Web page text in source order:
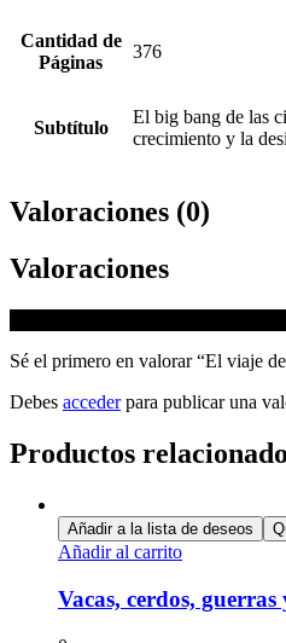
Cantidad de
Páginas
376
Subtítulo
El big bang de las
crecimiento y la
Valoraciones (0)
Valoraciones
Sé el primero en valorar “El viaje
Debes accederpara publicar una
Productos
Añadir a la lista de deseos
Añadir al carrito
Vacas, cerdos,